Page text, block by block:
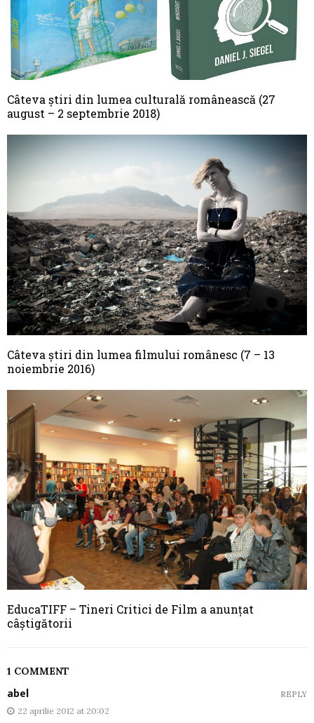
Câteva știri din lumea culturală românească (27
august – 2 septembrie 2018)
Câteva știri din lumea filmului românesc (7 – 13
noiembrie 2016)
EducaTIFF – Tineri Critici de Film a anunţat
câştigătorii
1 COMMENT
abel
22 aprilie 2012 at 20:02
REPLY